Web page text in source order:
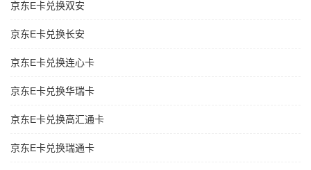
京东E卡兑换双安
京东E卡兑换长安
京东E卡兑换连心卡
京东E卡兑换华瑞卡
京东E卡兑换高汇通卡
京东E卡兑换瑞通卡